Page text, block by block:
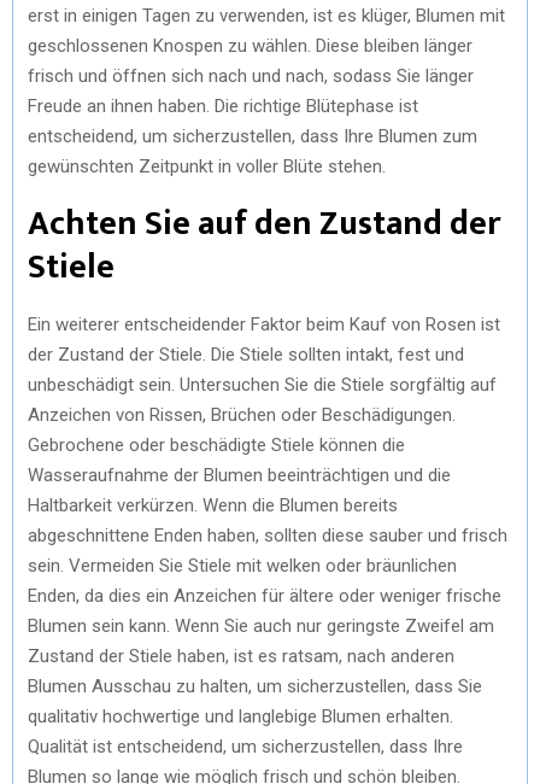
erst in einigen Tagen zu verwenden, ist es klüger, Blumen mit
geschlossenen Knospen zu wählen. Diese bleiben länger
frisch und öffnen sich nach und nach, sodass Sie länger
Freude an ihnen haben. Die richtige Blütephase ist
entscheidend, um sicherzustellen, dass Ihre Blumen zum
gewünschten Zeitpunkt in voller Blüte stehen.
Achten Sie auf den Zustand der
Stiele
Ein weiterer entscheidender Faktor beim Kauf von Rosen ist
der Zustand der Stiele. Die Stiele sollten intakt, fest und
unbeschädigt sein. Untersuchen Sie die Stiele sorgfältig auf
Anzeichen von Rissen, Brüchen oder Beschädigungen.
Gebrochene oder beschädigte Stiele können die
Wasseraufnahme der Blumen beeinträchtigen und die
Haltbarkeit verkürzen. Wenn die Blumen bereits
abgeschnittene Enden haben, sollten diese sauber und frisch
sein. Vermeiden Sie Stiele mit welken oder bräunlichen
Enden, da dies ein Anzeichen für ältere oder weniger frische
Blumen sein kann. Wenn Sie auch nur geringste Zweifel am
Zustand der Stiele haben, ist es ratsam, nach anderen
Blumen Ausschau zu halten, um sicherzustellen, dass Sie
qualitativ hochwertige und langlebige Blumen erhalten.
Qualität ist entscheidend, um sicherzustellen, dass Ihre
Blumen so lange wie möglich frisch und schön bleiben.